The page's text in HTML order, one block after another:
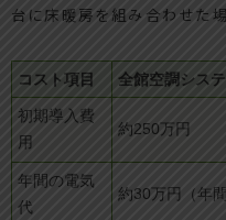
台に床暖房を組み合わせた
コスト項目 全館空調シス
初期導入費
用
約250万円
年間の電気
代
約30万円（年間